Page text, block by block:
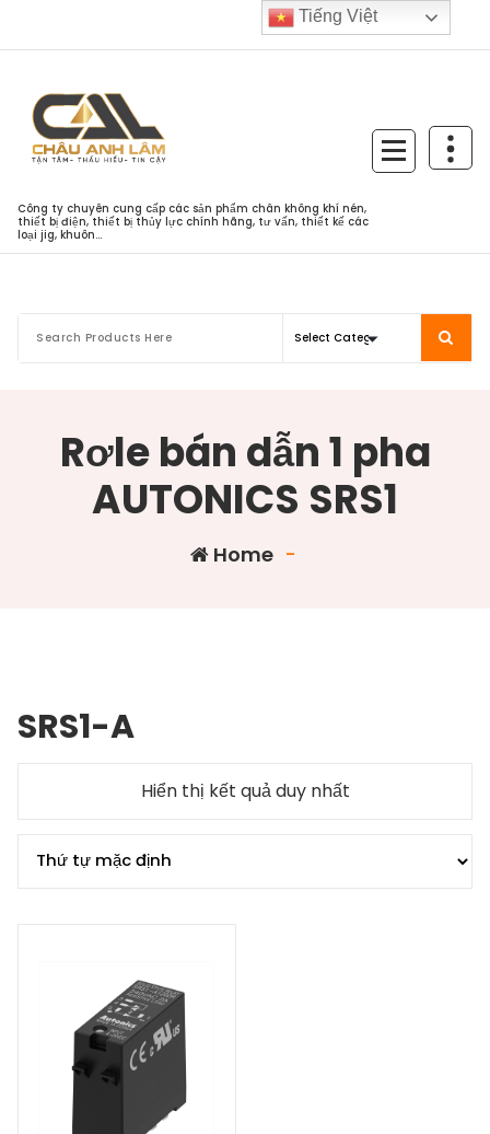
Công ty chuyên cung cấp các sản phẩm chân không khí nén,
thiết bị điện, thiết bị thủy lực chính hãng, tư vấn, thiết kế các
loại jig, khuôn...
Rơle bán dẫn 1 pha
AUTONICS SRS1
Home -
SRS1-A
Hiển thị kết quả duy nhất
Tiếng Việt